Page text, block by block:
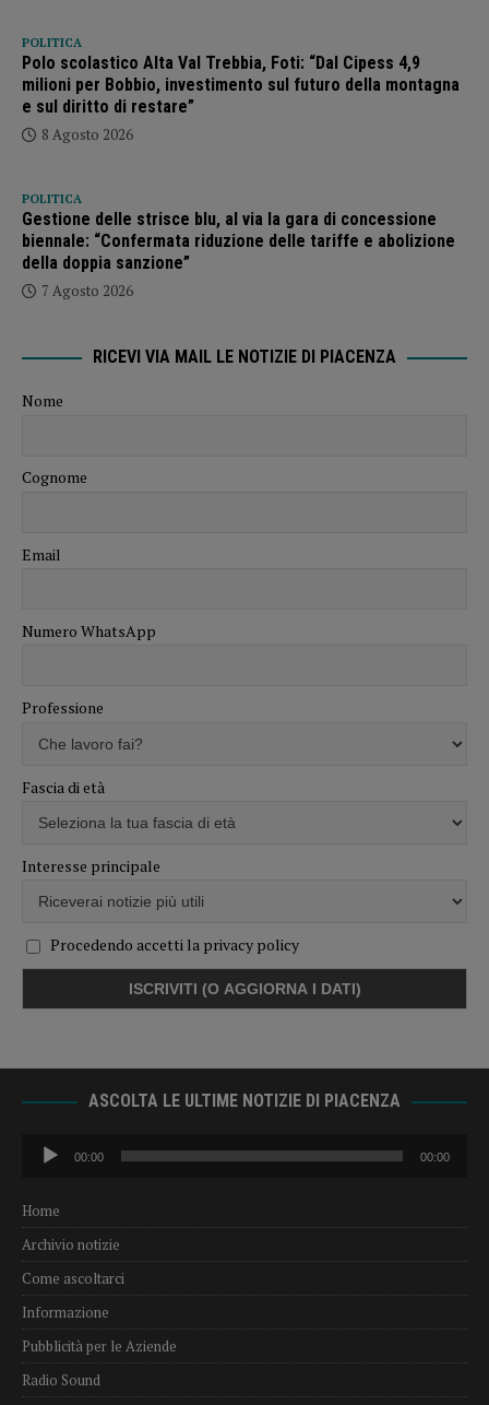
POLITICA
Polo scolastico Alta Val Trebbia, Foti: “Dal Cipess 4,9
milioni per Bobbio, investimento sul futuro della montagna
e sul diritto di restare”
8 Agosto 2026
POLITICA
Gestione delle strisce blu, al via la gara di concessione
biennale: “Confermata riduzione delle tariffe e abolizione
della doppia sanzione”
7 Agosto 2026
RICEVI VIA MAIL LE NOTIZIE DI PIACENZA
Nome
Cognome
Email
Numero WhatsApp
Professione
Fascia di età
Interesse principale
Procedendo accetti la privacy policy
ASCOLTA LE ULTIME NOTIZIE DI PIACENZA
Audio
Player
00:00 00:00
Home
Archivio notizie
Come ascoltarci
Informazione
Pubblicità per le Aziende
Radio Sound